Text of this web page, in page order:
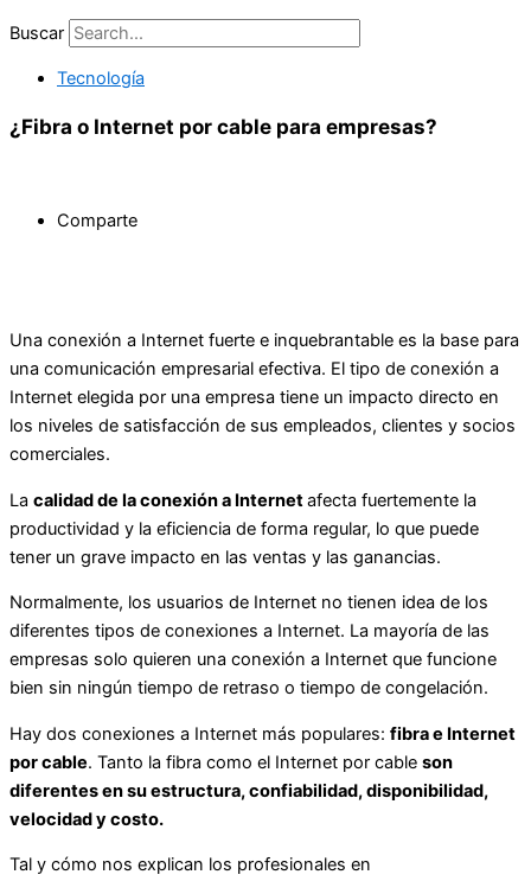
Buscar
Tecnología
¿Fibra o Internet por cable para empresas?
Comparte
Una conexión a Internet fuerte e inquebrantable es la base para
una comunicación empresarial efectiva. El tipo de conexión a
Internet elegida por una empresa tiene un impacto directo en
los niveles de satisfacción de sus empleados, clientes y socios
comerciales.
La calidad de la conexión a Internetafecta fuertemente la
productividad y la eficiencia de forma regular, lo que puede
tener un grave impacto en las ventas y las ganancias.
Normalmente, los usuarios de Internet no tienen idea de los
diferentes tipos de conexiones a Internet. La mayoría de las
empresas solo quieren una conexión a Internet que funcione
bien sin ningún tiempo de retraso o tiempo de congelación.
Hay dos conexiones a Internet más populares: fibra e Internet
por cable. Tanto la fibra como el Internet por cable son
diferentes en su estructura, confiabilidad, disponibilidad,
velocidad y costo.
Tal y cómo nos explican los profesionales en